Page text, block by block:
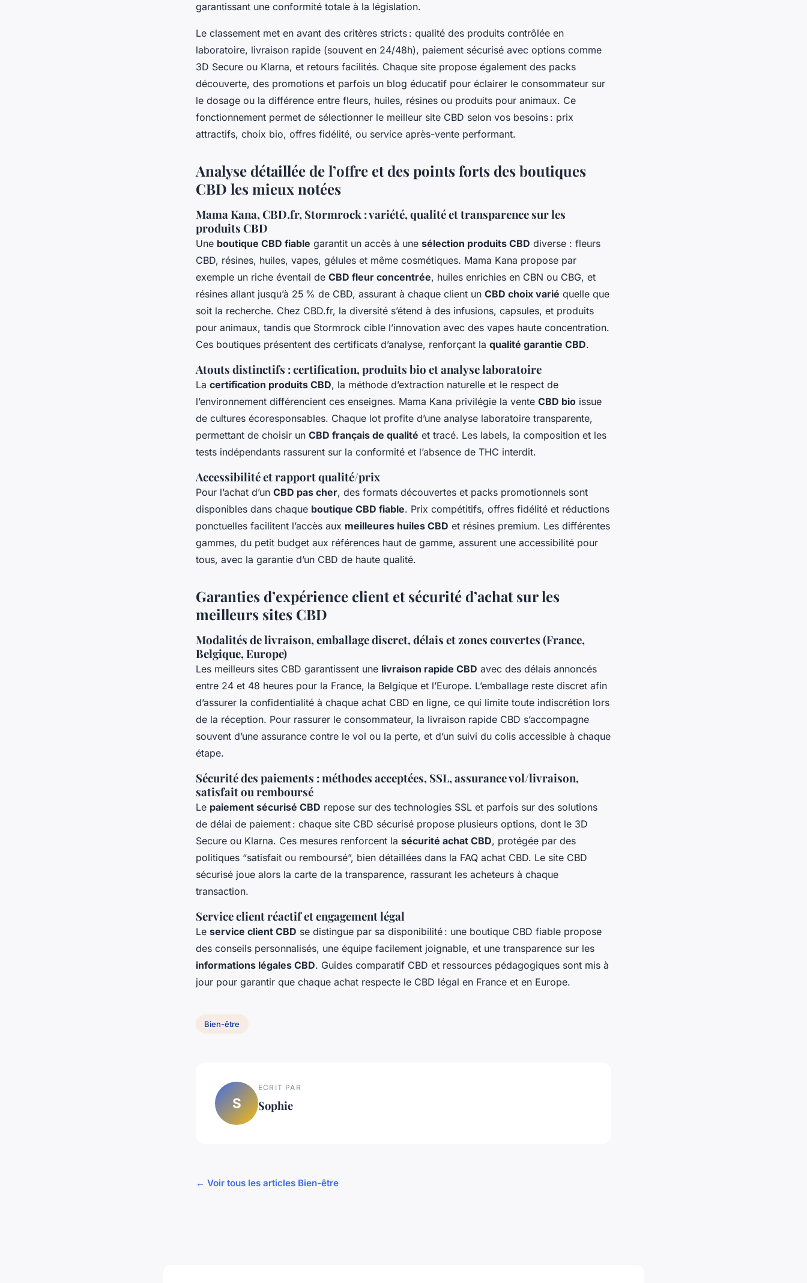
garantissant une conformité totale à la législation.
Le classement met en avant des critères stricts : qualité des produits contrôlée en
laboratoire, livraison rapide (souvent en 24/48h), paiement sécurisé avec options comme
3D Secure ou Klarna, et retours facilités. Chaque site propose également des packs
découverte, des promotions et parfois un blog éducatif pour éclairer le consommateur sur
le dosage ou la différence entre fleurs, huiles, résines ou produits pour animaux. Ce
fonctionnement permet de sélectionner le meilleur site CBD selon vos besoins : prix
attractifs, choix bio, offres fidélité, ou service après-vente performant.
Analyse détaillée de l’offre et des points forts des boutiques
CBD les mieux notées
Mama Kana, CBD.fr, Stormrock : variété, qualité et transparence sur les
produits CBD
Une boutique CBD fiable garantit un accès à une sélection produits CBD diverse : fleurs
CBD, résines, huiles, vapes, gélules et même cosmétiques. Mama Kana propose par
exemple un riche éventail de CBD fleur concentrée, huiles enrichies en CBN ou CBG, et
résines allant jusqu’à 25 % de CBD, assurant à chaque client un CBD choix varié quelle que
soit la recherche. Chez CBD.fr, la diversité s’étend à des infusions, capsules, et produits
pour animaux, tandis que Stormrock cible l’innovation avec des vapes haute concentration.
Ces boutiques présentent des certificats d’analyse, renforçant la qualité garantie CBD.
Atouts distinctifs : certification, produits bio et analyse laboratoire
La certification produits CBD, la méthode d’extraction naturelle et le respect de
l’environnement différencient ces enseignes. Mama Kana privilégie la vente CBD bio issue
de cultures écoresponsables. Chaque lot profite d’une analyse laboratoire transparente,
permettant de choisir un CBD français de qualité et tracé. Les labels, la composition et les
tests indépendants rassurent sur la conformité et l’absence de THC interdit.
Accessibilité et rapport qualité/prix
Pour l’achat d’un CBD pas cher, des formats découvertes et packs promotionnels sont
disponibles dans chaque boutique CBD fiable. Prix compétitifs, offres fidélité et réductions
ponctuelles facilitent l’accès aux meilleures huiles CBD et résines premium. Les différentes
gammes, du petit budget aux références haut de gamme, assurent une accessibilité pour
tous, avec la garantie d’un CBD de haute qualité.
Garanties d’expérience client et sécurité d’achat sur les
meilleurs sites CBD
Modalités de livraison, emballage discret, délais et zones couvertes (France,
Belgique, Europe)
Les meilleurs sites CBD garantissent une livraison rapide CBD avec des délais annoncés
entre 24 et 48 heures pour la France, la Belgique et l’Europe. L’emballage reste discret afin
d’assurer la confidentialité à chaque achat CBD en ligne, ce qui limite toute indiscrétion lors
de la réception. Pour rassurer le consommateur, la livraison rapide CBD s’accompagne
souvent d’une assurance contre le vol ou la perte, et d’un suivi du colis accessible à chaque
étape.
Sécurité des paiements : méthodes acceptées, SSL, assurance vol/livraison,
satisfait ou remboursé
Le paiement sécurisé CBD repose sur des technologies SSL et parfois sur des solutions
de délai de paiement : chaque site CBD sécurisé propose plusieurs options, dont le 3D
Secure ou Klarna. Ces mesures renforcent la sécurité achat CBD, protégée par des
politiques “satisfait ou remboursé”, bien détaillées dans la FAQ achat CBD. Le site CBD
sécurisé joue alors la carte de la transparence, rassurant les acheteurs à chaque
transaction.
Service client réactif et engagement légal
Le service client CBD se distingue par sa disponibilité : une boutique CBD fiable propose
des conseils personnalisés, une équipe facilement joignable, et une transparence sur les
informations légales CBD. Guides comparatif CBD et ressources pédagogiques sont mis à
jour pour garantir que chaque achat respecte le CBD légal en France et en Europe.
Bien-être
S
ECRIT PAR
Sophie
← Voir tous les articles Bien-être